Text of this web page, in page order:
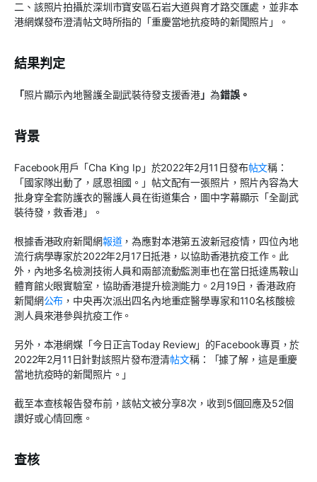
二、該照片拍攝於深圳市寶安區石岩大道與育才路交匯處，並非本
港網媒發布澄清帖文時所指的「重慶當地抗疫時的新聞照片」。
結果判定
「照片顯示內地醫護全副武裝待發支援香港」為錯誤。
背景
Facebook用戶「Cha King Ip」於2022年2月11日發布帖文稱：
「國家隊出動了，感恩祖國。」帖文配有一張照片，照片內容為大
批身穿全套防護衣的醫護人員在街道集合，圖中字幕顯示「全副武
裝待發，救香港」。
根據香港政府新聞網報道，為應對本港第五波新冠疫情，四位內地
流行病學專家於2022年2月17日抵港，以協助香港抗疫工作。此
外，內地多名檢測技術人員和兩部流動監測車也在當日抵達馬鞍山
體育館火眼實驗室，協助香港提升檢測能力。2月19日，香港政府
新聞網公布 ，中央再次派出四名內地重症醫學專家和110名核酸檢
測人員來港參與抗疫工作。
另外，本港網媒「今日正言Today Review」的Facebook專頁，於
2022年2月11日針對該照片發布澄清帖文稱：「據了解，這是重慶
當地抗疫時的新聞照片。」
截至本查核報告發布前，該帖文被分享8次，收到5個回應及52個
讚好或心情回應。
查核